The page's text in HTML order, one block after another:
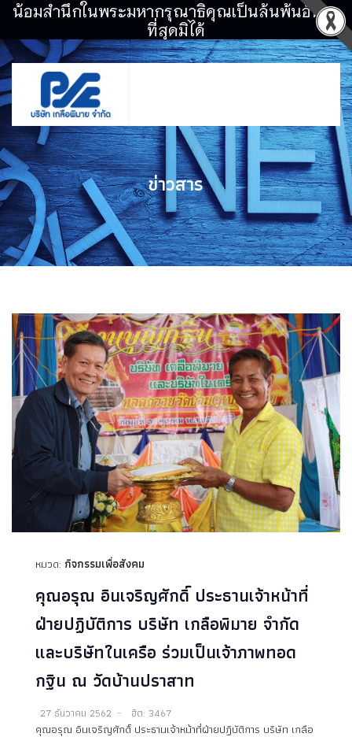
น้อมสำนึกในพระมหากรุณาธิคุณเป็นล้นพ้นอันหา
ที่สุดมิได้
ข่าวสาร
หมวด: กิจกรรมเพื่อสังคม
คุณอรุณ อินเจริญศักดิ์ ประธานเจ้าหน้าที่
ฝ่ายปฏิบัติการ บริษัท เกลือพิมาย จำกัด
และบริษัทในเครือ ร่วมเป็นเจ้าภาพทอด
กฐิน ณ วัดบ้านปราสาท
27 ธันวาคม 2562 ฮิต: 3467
คุณอรุณ อินเจริญศักดิ์ ประธานเจ้าหน้าที่ฝ่ายปฏิบัติการ บริษัท เกลือ